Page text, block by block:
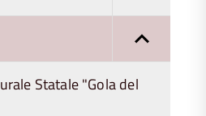
Statale "Gola del